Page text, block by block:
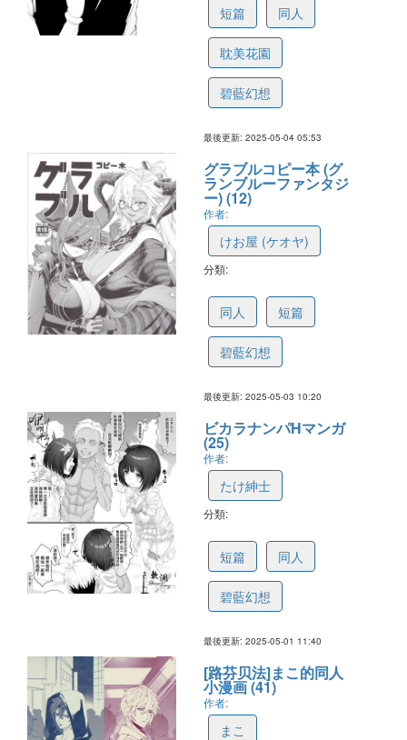
短篇 同人
耽美花園
碧藍幻想
最後更新: 2025-05-04 05:53
グラブルコピー本 (グ
ランブルーファンタジ
ー) (12)
作者:
けお屋 (ケオヤ)
分類:
同人 短篇
碧藍幻想
最後更新: 2025-05-03 10:20
ビカラナンパHマンガ
(25)
作者:
たけ紳士
分類:
短篇 同人
碧藍幻想
最後更新: 2025-05-01 11:40
[路芬贝法]まこ的同人
小漫画 (41)
作者:
まこ